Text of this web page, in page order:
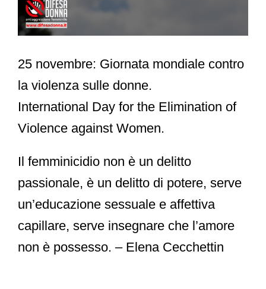
25 novembre: Giornata mondiale contro
la violenza sulle donne.
International Day for the Elimination of
Violence against Women.
Il femminicidio non è un delitto
passionale, è un delitto di potere, serve
un’educazione sessuale e affettiva
capillare, serve insegnare che l’amore
non è possesso. – Elena Cecchettin⁣⁣⁣⁣⁣⁣⁣